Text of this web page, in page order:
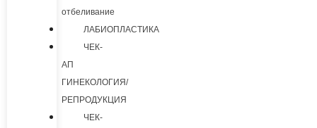
отбеливание
ЛАБИОПЛАСТИКА
ЧЕК-
АП
ГИНЕКОЛОГИЯ/
РЕПРОДУКЦИЯ
ЧЕК-